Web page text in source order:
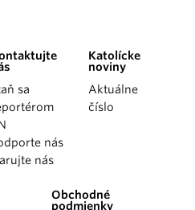
sa
nás
nás
Katolícke
noviny
Aktuálne
číslo
Obchodné
podmienky